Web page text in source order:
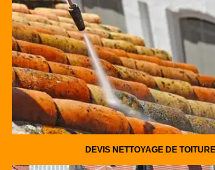
DEVIS NETTOYAGE DE